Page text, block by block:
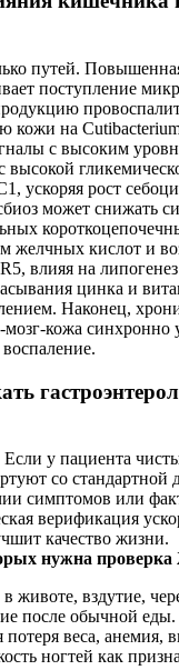
путей.
поступление
кожи на
с высоким
высокой
ускоряя рост
может снижать
желчных кислот и
влияя на
цинка и
Наконец,
синхронно
у пациента
со стандартной
симптомов или
верификация
качество жизни.
нужна
животе, вздутие,
после обычной еды.
веса, анемия,
ногтей как